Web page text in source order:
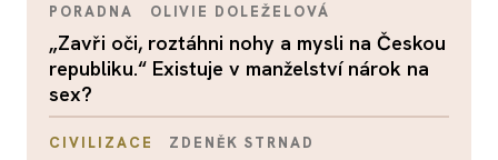
PORADNA OLIVIE DOLEŽELOVÁ
„Zavři oči, roztáhni nohy a mysli na Českou
republiku.“ Existuje v manželství nárok na
sex?
CIVILIZACE ZDENĚK STRNAD